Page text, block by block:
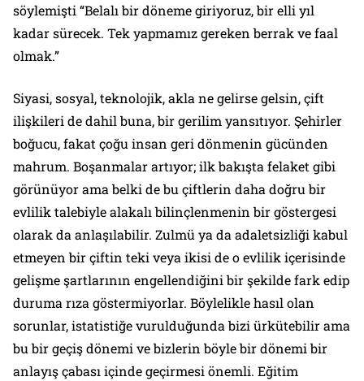
söylemişti “Belalı bir döneme giriyoruz, bir elli yıl
kadar sürecek. Tek yapmamız gereken berrak ve faal
olmak.”
Siyasi, sosyal, teknolojik, akla ne gelirse gelsin, çift
ilişkileri de dahil buna, bir gerilim yansıtıyor. Şehirler
boğucu, fakat çoğu insan geri dönmenin gücünden
mahrum. Boşanmalar artıyor; ilk bakışta felaket gibi
görünüyor ama belki de bu çiftlerin daha doğru bir
evlilik talebiyle alakalı bilinçlenmenin bir göstergesi
olarak da anlaşılabilir. Zulmü ya da adaletsizliği kabul
etmeyen bir çiftin teki veya ikisi de o evlilik içerisinde
gelişme şartlarının engellendiğini bir şekilde fark edip
duruma rıza göstermiyorlar. Böylelikle hasıl olan
sorunlar, istatistiğe vurulduğunda bizi ürkütebilir ama
bu bir geçiş dönemi ve bizlerin böyle bir dönemi bir
anlayış çabası içinde geçirmesi önemli. Eğitim